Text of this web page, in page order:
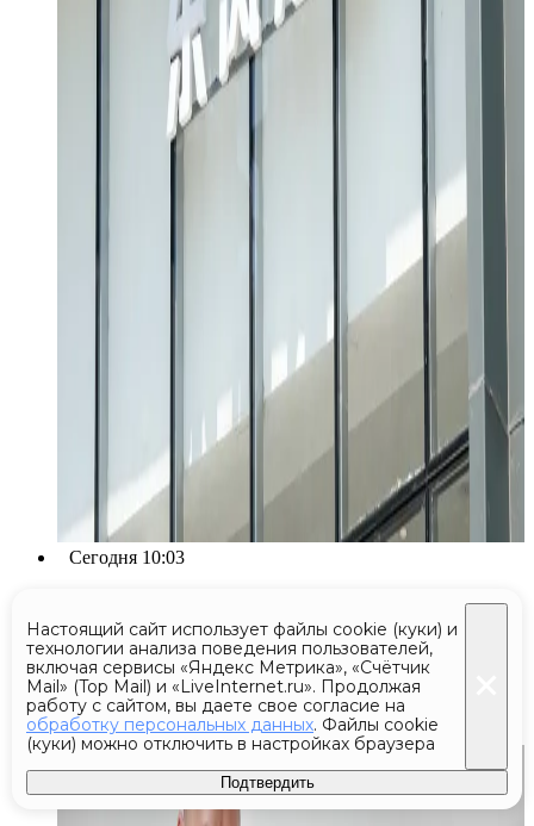
Сегодня 10:03
центр получил новое
оборудование для обследования
детей
Настоящий сайт использует файлы cookie (куки) и
технологии анализа поведения пользователей,
включая сервисы «Яндекс Метрика», «Счётчик
Mail» (Top Mail) и «LiveInternet.ru». Продолжая
работу с сайтом, вы даете свое согласие на
обработку персональных данных. Файлы cookie
(куки) можно отключить в настройках браузера
Подтвердить